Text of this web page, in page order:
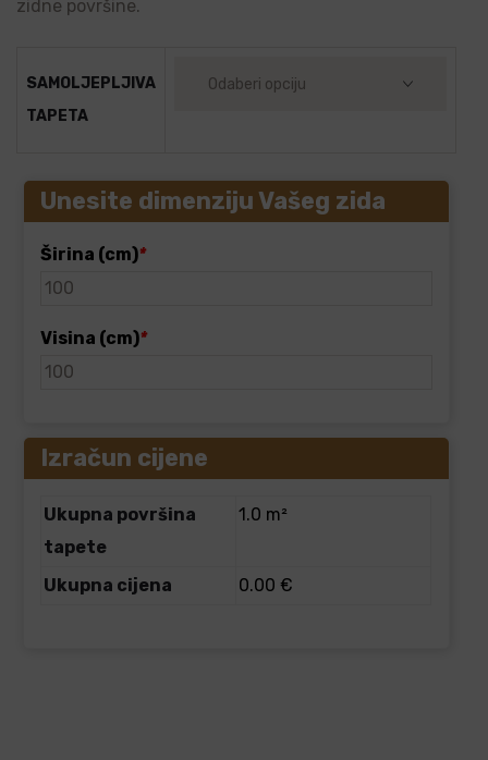
zidne površine.
SAMOLJEPLJIVA
TAPETA
Unesite dimenziju Vašeg zida
Širina (cm)*
Visina (cm)*
Izračun cijene
Ukupna površina
tapete
1.0 m²
Ukupna cijena 0.00 €